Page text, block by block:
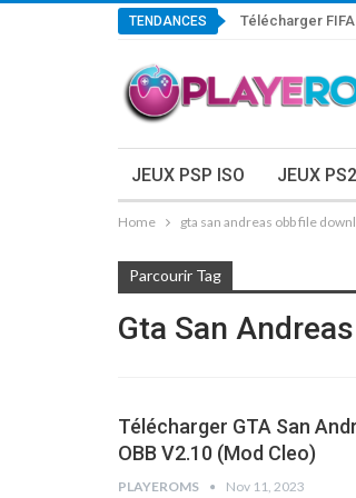
TENDANCES Télécharger
JEUX PSP ISO JEUX
Home gta san andreas obb file
Parcourir Tag
Gta San
Télécharger GTA San
OBB V2.10 (Mod Cleo)
PLAYEROMS Nov 11, 2023